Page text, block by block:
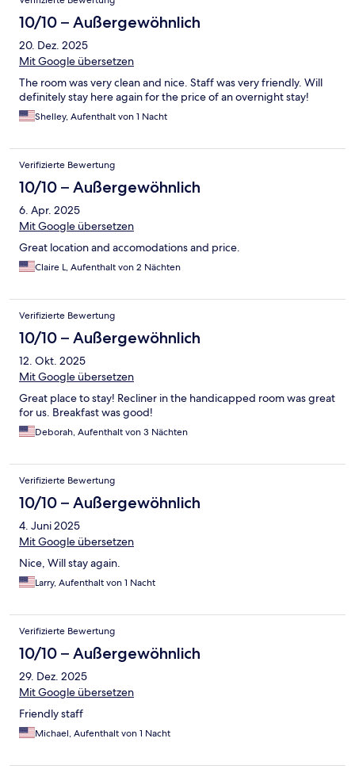
10/10 – Außergewöhnlich
20. Dez. 2025
Mit Google übersetzen
The room was very clean and nice. Staff was very friendly. Will
definitely stay here again for the price of an overnight stay!
Shelley, Aufenthalt von 1 Nacht
Verifizierte Bewertung
10/10 – Außergewöhnlich
6. Apr. 2025
Mit Google übersetzen
Great location and accomodations and price.
Claire L, Aufenthalt von 2 Nächten
Verifizierte Bewertung
10/10 – Außergewöhnlich
12. Okt. 2025
Mit Google übersetzen
Great place to stay! Recliner in the handicapped room was great
for us. Breakfast was good!
Deborah, Aufenthalt von 3 Nächten
Verifizierte Bewertung
10/10 – Außergewöhnlich
4. Juni 2025
Mit Google übersetzen
Nice, Will stay again.
Larry, Aufenthalt von 1 Nacht
Verifizierte Bewertung
10/10 – Außergewöhnlich
29. Dez. 2025
Mit Google übersetzen
Friendly staff
Michael, Aufenthalt von 1 Nacht